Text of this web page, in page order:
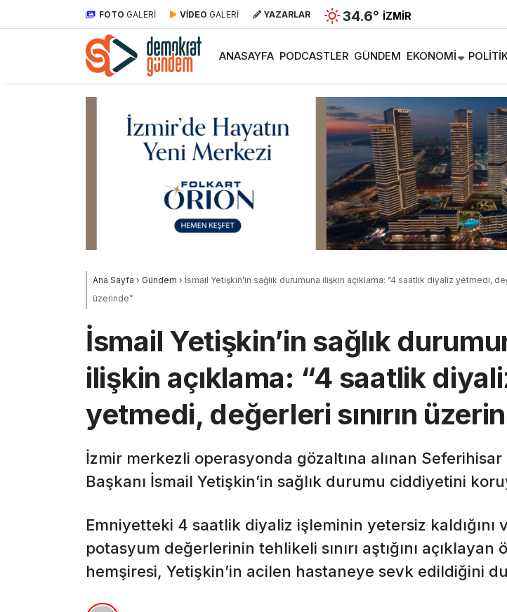
FOTO GALERİ VİDEO GALERİ YAZARLAR 34.6° İZMIR
ANASAYFA PODCASTLER GÜNDEM EKONOMI
Ana Sayfa › Gündem › İsmail Yetişkin’in sağlık durumuna ilişkin açıklama: “4 saatlik diyaliz yetmedi,
üzerinde”
İsmail Yetişkin’in sağlık
ilişkin açıklama: “4 saatlik
yetmedi, değerleri sınırın
İzmir merkezli operasyonda gözaltına alınan Seferihisar
Başkanı İsmail Yetişkin’in sağlık durumu ciddiyetini
Emniyetteki 4 saatlik diyaliz işleminin yetersiz kaldığını
potasyum değerlerinin tehlikeli sınırı aştığını açıklayan
hemşiresi, Yetişkin’in acilen hastaneye sevk edildiğini